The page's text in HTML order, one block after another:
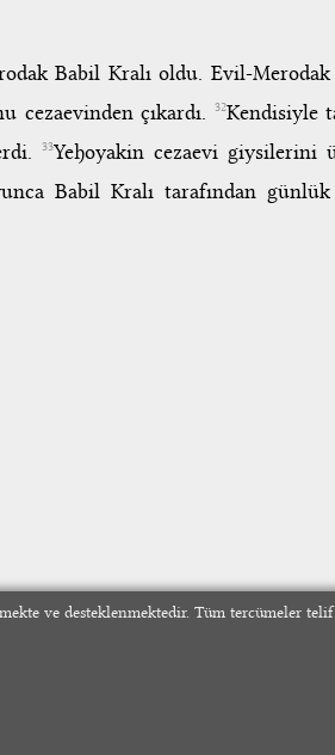
Babil Kralı oldu. Evil-
cezaevinden çıkardı.
32Kendisiyle
33Yehoyakin cezaevi giysilerini
Babil Kralı tarafından
ve desteklenmektedir. Tüm tercümeler telif